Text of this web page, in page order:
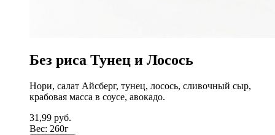
Без риса Тунец и Лосось
Нори, салат Айсберг, тунец, лосось, сливочный сыр,
крабовая масса в соусе, авокадо.
31,99 руб.
Вес: 260г